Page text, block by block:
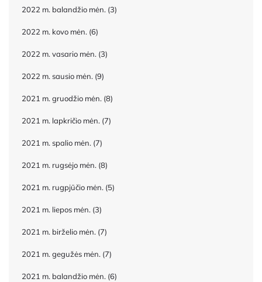
2022 m. balandžio mėn. (3)
2022 m. kovo mėn. (6)
2022 m. vasario mėn. (3)
2022 m. sausio mėn. (9)
2021 m. gruodžio mėn. (8)
2021 m. lapkričio mėn. (7)
2021 m. spalio mėn. (7)
2021 m. rugsėjo mėn. (8)
2021 m. rugpjūčio mėn. (5)
2021 m. liepos mėn. (3)
2021 m. birželio mėn. (7)
2021 m. gegužės mėn. (7)
2021 m. balandžio mėn. (6)